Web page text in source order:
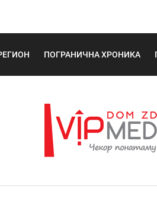
ПОГРАНИЧНА ХРОНИКА